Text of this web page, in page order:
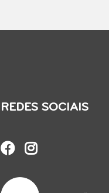
REDES SOCIAIS